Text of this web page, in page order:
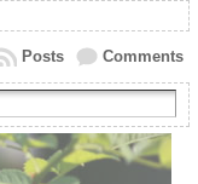
Comments
Posts